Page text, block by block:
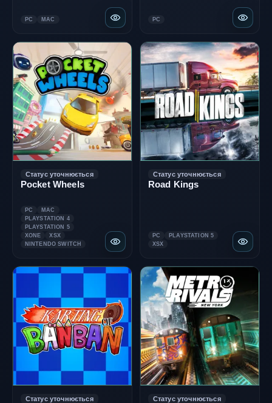
PC MAC PC
Статус уточнюється
Pocket Wheels
PC
MAC
PLAYSTATION 4
PLAYSTATION 5
XONE
XSX
NINTENDO SWITCH
Статус уточнюється
Road Kings
PC
PLAYSTATION 5
XSX
Статус уточнюється Статус уточнюється